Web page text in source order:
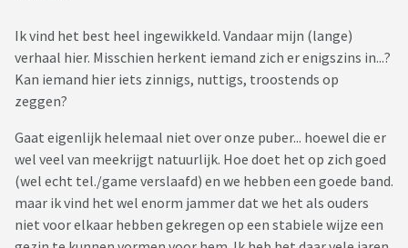
Ik vind het best heel ingewikkeld. Vandaar mijn (lange)
verhaal hier. Misschien herkent iemand zich er enigszins in...?
Kan iemand hier iets zinnigs, nuttigs, troostends op
zeggen?
Gaat eigenlijk helemaal niet over onze puber... hoewel die er
wel veel van meekrijgt natuurlijk. Hoe doet het op zich goed
(wel echt tel./game verslaafd) en we hebben een goede band.
maar ik vind het wel enorm jammer dat we het als ouders
niet voor elkaar hebben gekregen op een stabiele wijze een